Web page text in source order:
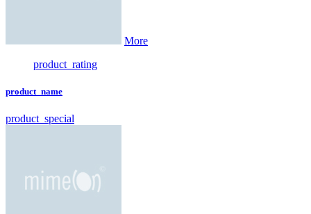
More
product_rating
product_name
product_special